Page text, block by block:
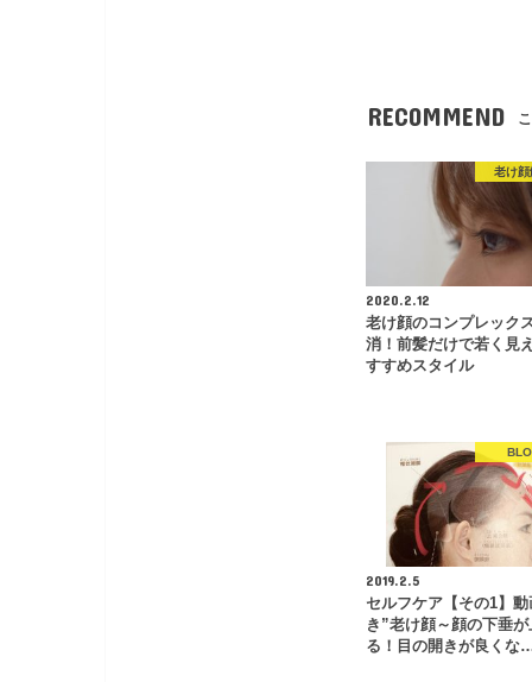
RECOMMEND
老け顔
2020.2.12
老け顔のコンプレック
消！前髪だけで若く見
すすめスタイル
2019.2.5
セルフケア【その1】動
き”老け顔～顔の下垂が
る！目の開きが良くな